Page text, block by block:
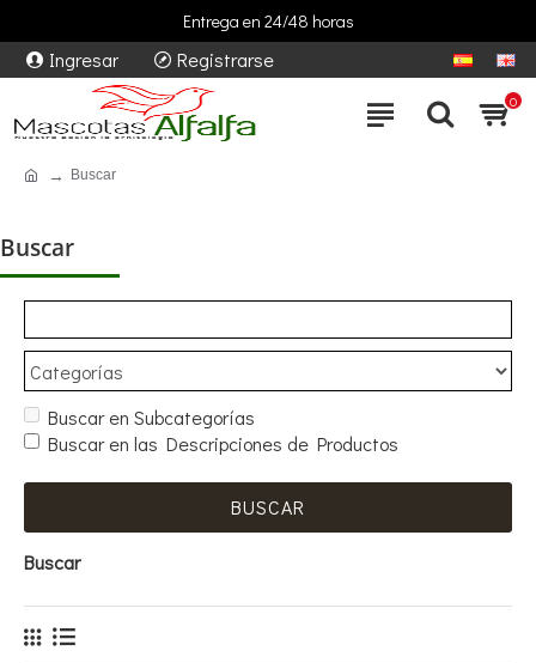
Entrega en 24/48 horas
Ingresar Registrarse
0
Buscar
Buscar
Buscar en Subcategorías
Buscar en las Descripciones de Productos
BUSCAR
Buscar